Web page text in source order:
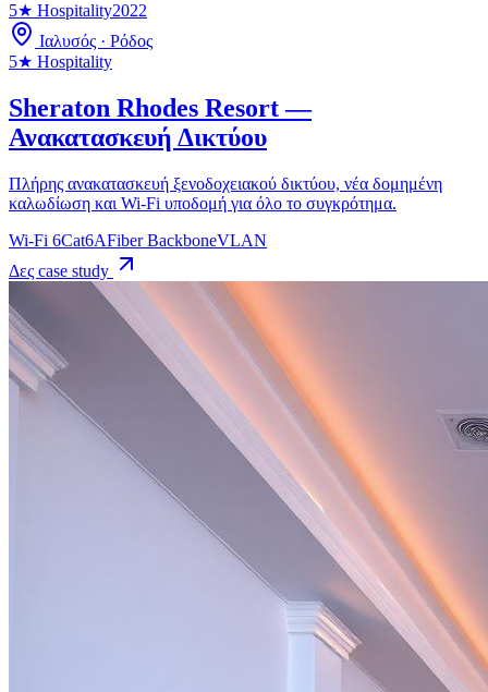
5★ Hospitality2022
Ιαλυσός · Ρόδος
5★ Hospitality
Sheraton Rhodes Resort —
Ανακατασκευή Δικτύου
Πλήρης ανακατασκευή ξενοδοχειακού δικτύου, νέα δομημένη
καλωδίωση και Wi-Fi υποδομή για όλο το συγκρότημα.
Wi-Fi 6Cat6AFiber BackboneVLAN
Δες case study